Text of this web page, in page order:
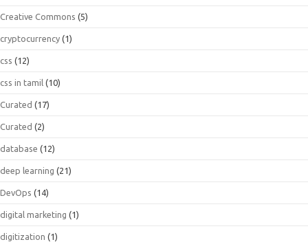
Creative Commons (5)
cryptocurrency (1)
css (12)
css in tamil (10)
Curated (17)
Curated (2)
database (12)
deep learning (21)
DevOps (14)
digital marketing (1)
digitization (1)